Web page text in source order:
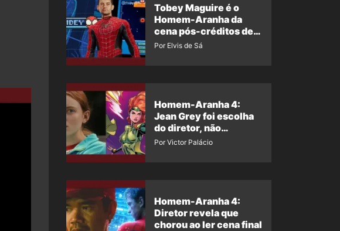
Tobey Maguire é o
Homem-Aranha da
cena pós-créditos de
Um Novo Dia?
Por Elvis de Sá
Homem-Aranha 4:
Jean Grey foi escolha
do diretor, não
imposição da Marvel
Por Victor Palácio
Homem-Aranha 4:
Diretor revela que
chorou ao ler cena final